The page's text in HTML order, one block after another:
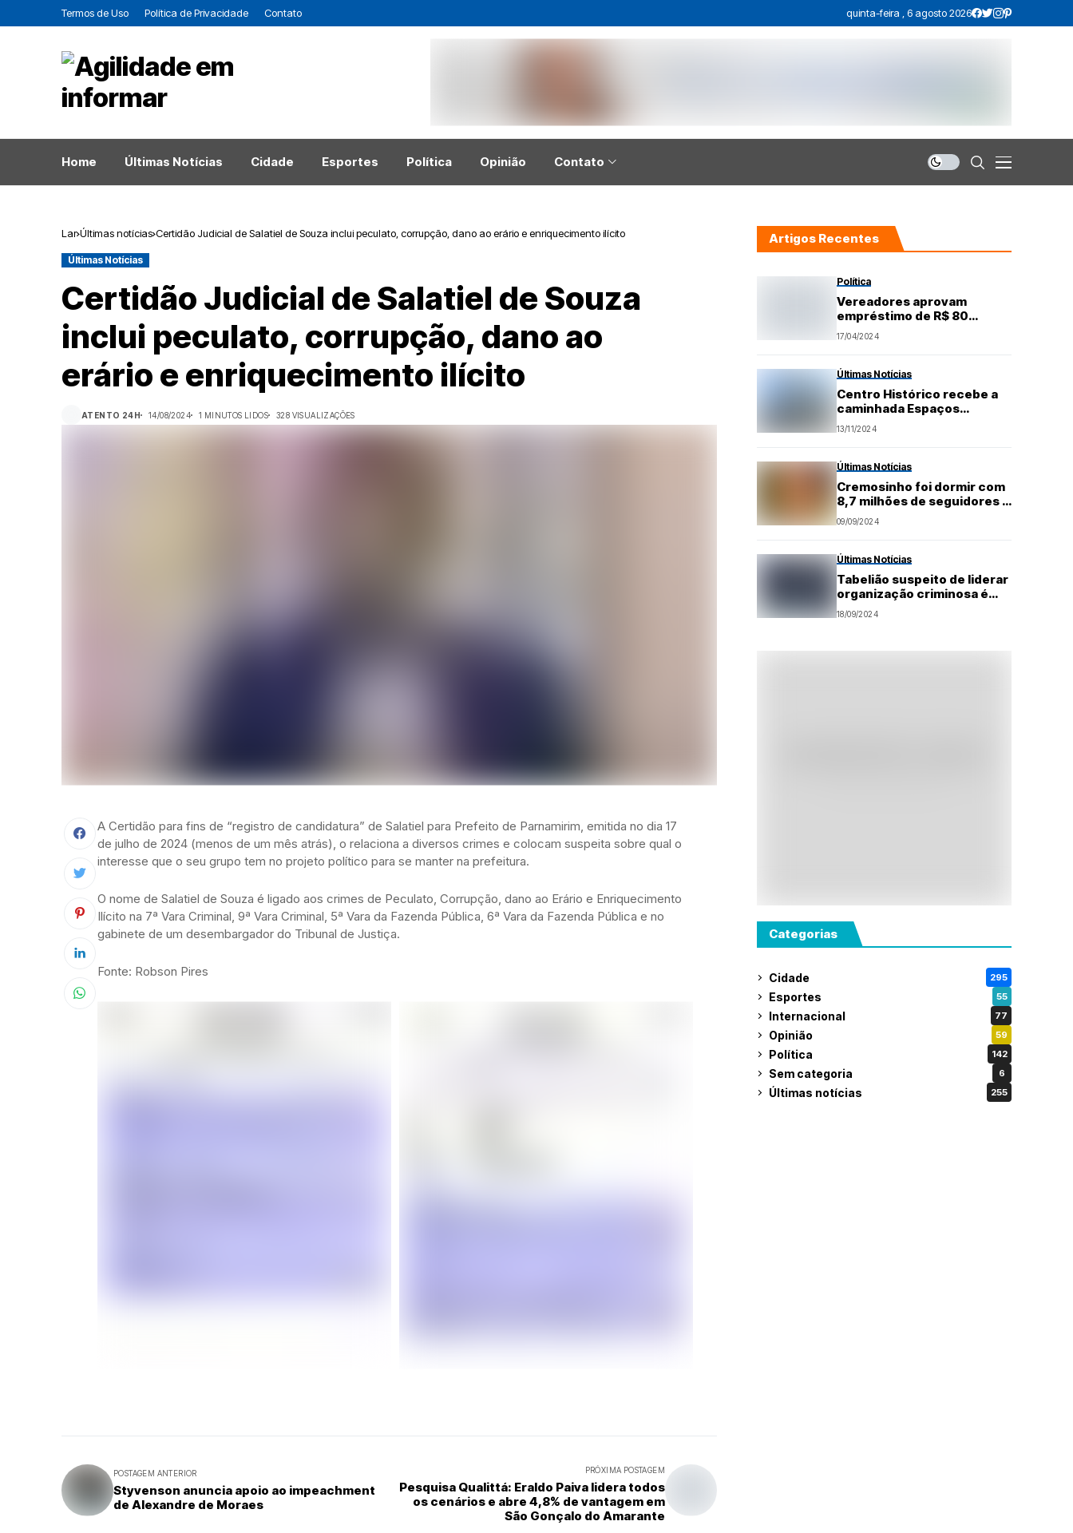
Termos de Uso Política de Privacidade Contato quinta-feira , 6 agosto 2026
Home Últimas Notícias Cidade Esportes Política Opinião Contato
Lar Últimas notícias Certidão Judicial de Salatiel de Souza inclui peculato, corrupção, dano ao erário e enriquecimento ilícito
Últimas Notícias
Certidão Judicial de Salatiel de Souza
inclui peculato, corrupção, dano ao
erário e enriquecimento ilícito
ATENTO 24H 14/08/2024 1 MINUTOS LIDOS 328 VISUALIZAÇÕES
A Certidão para fins de “registro de candidatura” de Salatiel para Prefeito de Parnamirim, emitida no dia 17
de julho de 2024 (menos de um mês atrás), o relaciona a diversos crimes e colocam suspeita sobre qual o
interesse que o seu grupo tem no projeto político para se manter na prefeitura.
O nome de Salatiel de Souza é ligado aos crimes de Peculato, Corrupção, dano ao Erário e Enriquecimento
Ilícito na 7ª Vara Criminal, 9ª Vara Criminal, 5ª Vara da Fazenda Pública, 6ª Vara da Fazenda Pública e no
gabinete de um desembargador do Tribunal de Justiça.
Fonte: Robson Pires
POSTAGEM ANTERIOR
Styvenson anuncia apoio ao impeachment
de Alexandre de Moraes
PRÓXIMA POSTAGEM
Pesquisa Qualittá: Eraldo Paiva lidera todos
os cenários e abre 4,8% de vantagem em
São Gonçalo do Amarante
Artigos Recentes
Política
Vereadores aprovam
empréstimo de R$ 80
milhões para investimentos
em São Gonçalo do
17/04/2024
Últimas Notícias
Centro Histórico recebe a
caminhada Espaços
Sagrados
13/11/2024
Últimas Notícias
Cremosinho foi dormir com
8,7 milhões de seguidores e
acordou sem nenhum.
09/09/2024
Últimas Notícias
Tabelião suspeito de liderar
organização criminosa é
preso no RN
18/09/2024
Categorias
Cidade 295
Esportes 55
Internacional 77
Opinião 59
Política 142
Sem categoria 6
Últimas notícias 255